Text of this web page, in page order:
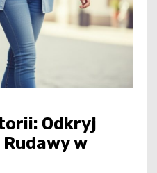
Odkryj
w